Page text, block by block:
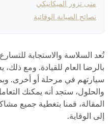
متى تزور الميكانيكي
نصائح الصيانة الوقائية
تُعد السلاسة والاستجابة
بالرضا العام للقيادة. ومع
سيارتهم في مرحلة أو أخرى.
والحلول، ستجد أنه يمكنك
المقالة، قمنا بتغطية جميع
إلى الوقاية.